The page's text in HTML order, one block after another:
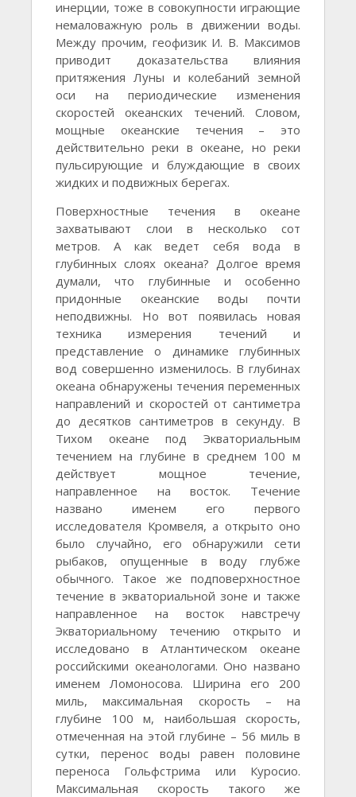
инерции, тоже в совокупности играющие
немаловажную роль в движении воды.
Между прочим, геофизик И. В. Максимов
приводит доказательства влияния
притяжения Луны и колебаний земной
оси на периодические изменения
скоростей океанских течений. Словом,
мощные океанские течения – это
действительно реки в океане, но реки
пульсирующие и блуждающие в своих
жидких и подвижных берегах.
Поверхностные течения в океане
захватывают слои в несколько сот
метров. А как ведет себя вода в
глубинных слоях океана? Долгое время
думали, что глубинные и особенно
придонные океанские воды почти
неподвижны. Но вот появилась новая
техника измерения течений и
представление о динамике глубинных
вод совершенно изменилось. В глубинах
океана обнаружены течения переменных
направлений и скоростей от сантиметра
до десятков сантиметров в секунду. В
Тихом океане под Экваториальным
течением на глубине в среднем 100 м
действует мощное течение,
направленное на восток. Течение
названо именем его первого
исследователя Кромвеля, а открыто оно
было случайно, его обнаружили сети
рыбаков, опущенные в воду глубже
обычного. Такое же подповерхностное
течение в экваториальной зоне и также
направленное на восток навстречу
Экваториальному течению открыто и
исследовано в Атлантическом океане
российскими океанологами. Оно названо
именем Ломоносова. Ширина его 200
миль, максимальная скорость – на
глубине 100 м, наибольшая скорость,
отмеченная на этой глубине – 56 миль в
сутки, перенос воды равен половине
переноса Гольфстрима или Куросио.
Максимальная скорость такого же